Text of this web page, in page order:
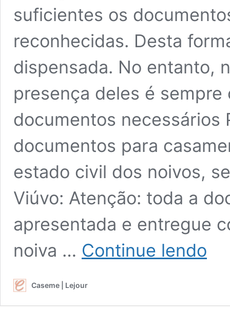
suficientes os
reconhecidas. Desta
dispensada. No entanto,
presença deles é
documentos necessários
documentos para
estado civil dos noivos,
Viúvo: Atenção: toda a
apresentada e entregue
noiva … Continue lendo
e
Caseme | Lejour